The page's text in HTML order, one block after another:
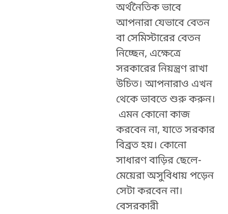
অর্থনৈতিক ভাবে
আপনারা যেভাবে বেতন
বা সেমিস্টারের বেতন
নিচ্ছেন, এক্ষেত্রে
সরকারের নিয়ন্ত্রণ রাখা
উচিত। আপনারাও এখন
থেকে ভাবতে শুরু করুন।
এমন কোনো কাজ
করবেন না, যাতে সরকার
বিব্রত হয়। কোনো
সাধারণ বাড়ির ছেলে-
মেয়েরা অসুবিধায় পড়েন
সেটা করবেন না।
বেসরকারী